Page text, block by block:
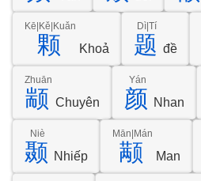
颗
Kē|Kě|Kuǎn
Khoả 题
Dì|Tí
đề
颛
Zhuān
Chuyên 颜
Yán
Nhan
颞
Niè
Nhiếp 颟
Mān|Mán
Man